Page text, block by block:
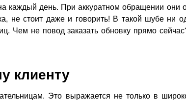
каждый день. При аккуратном обращении
не стоит даже и говорить! В такой шубе
Чем не повод заказать обновку прямо
клиенту
Это выражается не только в